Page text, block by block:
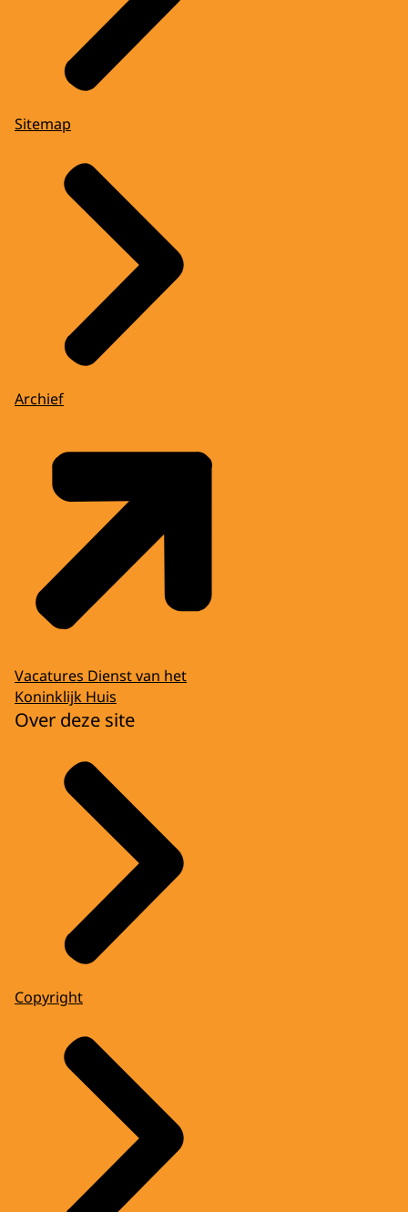
Sitemap
Archief
Vacatures Dienst van het
Koninklijk Huis
Over deze site
Copyright